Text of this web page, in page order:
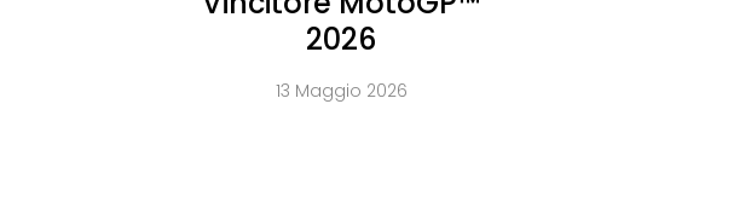
2026
13 Maggio 2026